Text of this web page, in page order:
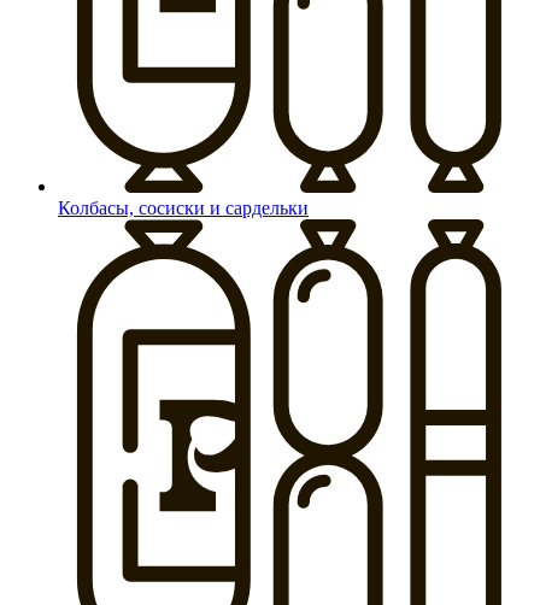
Колбасы, сосиски и сардельки